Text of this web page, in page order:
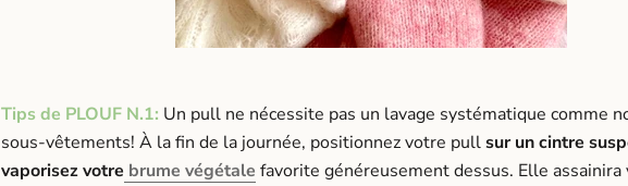
Tips de PLOUF N.1: Un pull ne nécessite pas un lavage systématique comme
sous-vêtements! À la fin de la journée, positionnez votre pullsur un cintre
vaporisez votre brume végétale favorite généreusement dessus. Elle